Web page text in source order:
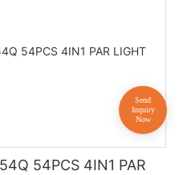
54PCS 4IN1 PAR